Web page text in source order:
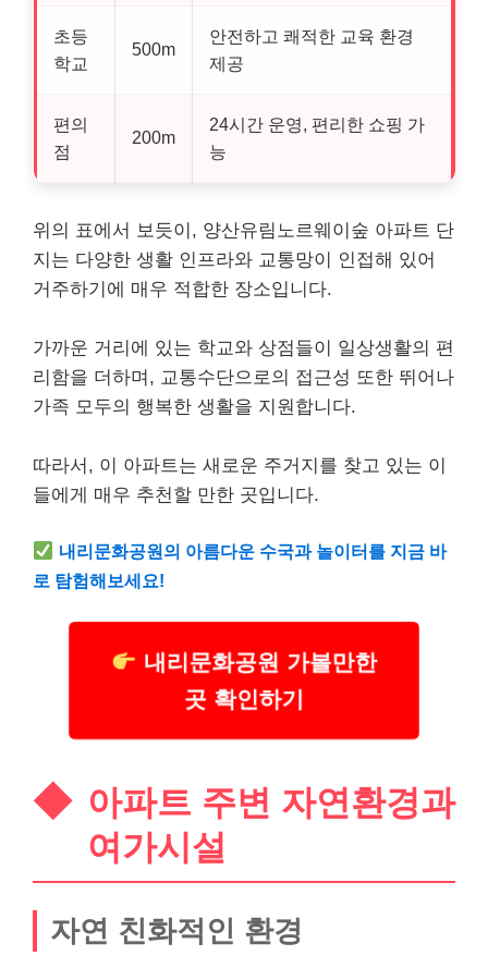
초등
학교
500m
안전하고 쾌적한 교육 환경
제공
편의
점
200m
24시간 운영, 편리한 쇼핑 가
능
위의 표에서 보듯이, 양산유림노르웨이숲 아파트 단
지는 다양한 생활 인프라와 교통망이 인접해 있어
거주하기에 매우 적합한 장소입니다.
가까운 거리에 있는 학교와 상점들이 일상생활의 편
리함을 더하며, 교통수단으로의 접근성 또한 뛰어나
가족 모두의 행복한 생활을 지원합니다.
따라서, 이 아파트는 새로운 주거지를 찾고 있는 이
들에게 매우 추천할 만한 곳입니다.
내리문화공원의 아름다운 수국과 놀이터를 지금 바
로 탐험해보세요!
내리문화공원 가볼만한
곳 확인하기
아파트 주변 자연환경과
여가시설
자연 친화적인 환경